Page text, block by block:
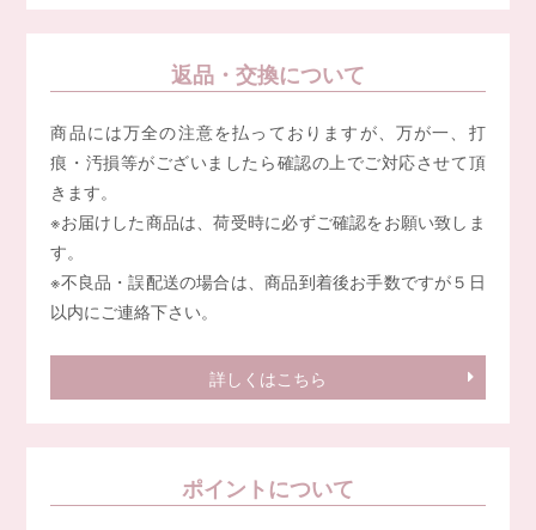
返品・交換について
商品には万全の注意を払っておりますが、万が一、打
痕・汚損等がございましたら確認の上でご対応させて頂
きます。
※お届けした商品は、荷受時に必ずご確認をお願い致しま
す。
※不良品・誤配送の場合は、商品到着後お手数ですが５日
以内にご連絡下さい。
詳しくはこちら
ポイントについて